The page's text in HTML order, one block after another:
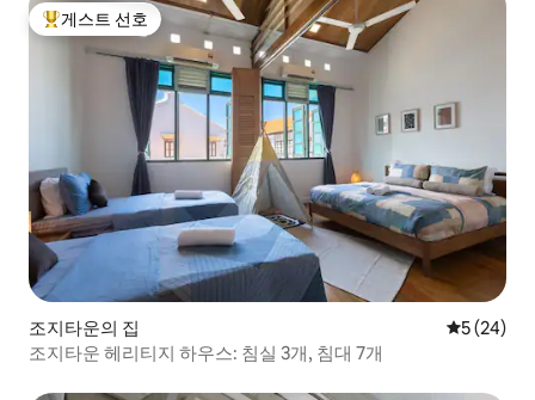
상위 게스트 선호
게스트 선호
조지타운의 집 평점 5점(5
5 (24)
조지타운 헤리티지 하우스: 침실 3개, 침대 7개